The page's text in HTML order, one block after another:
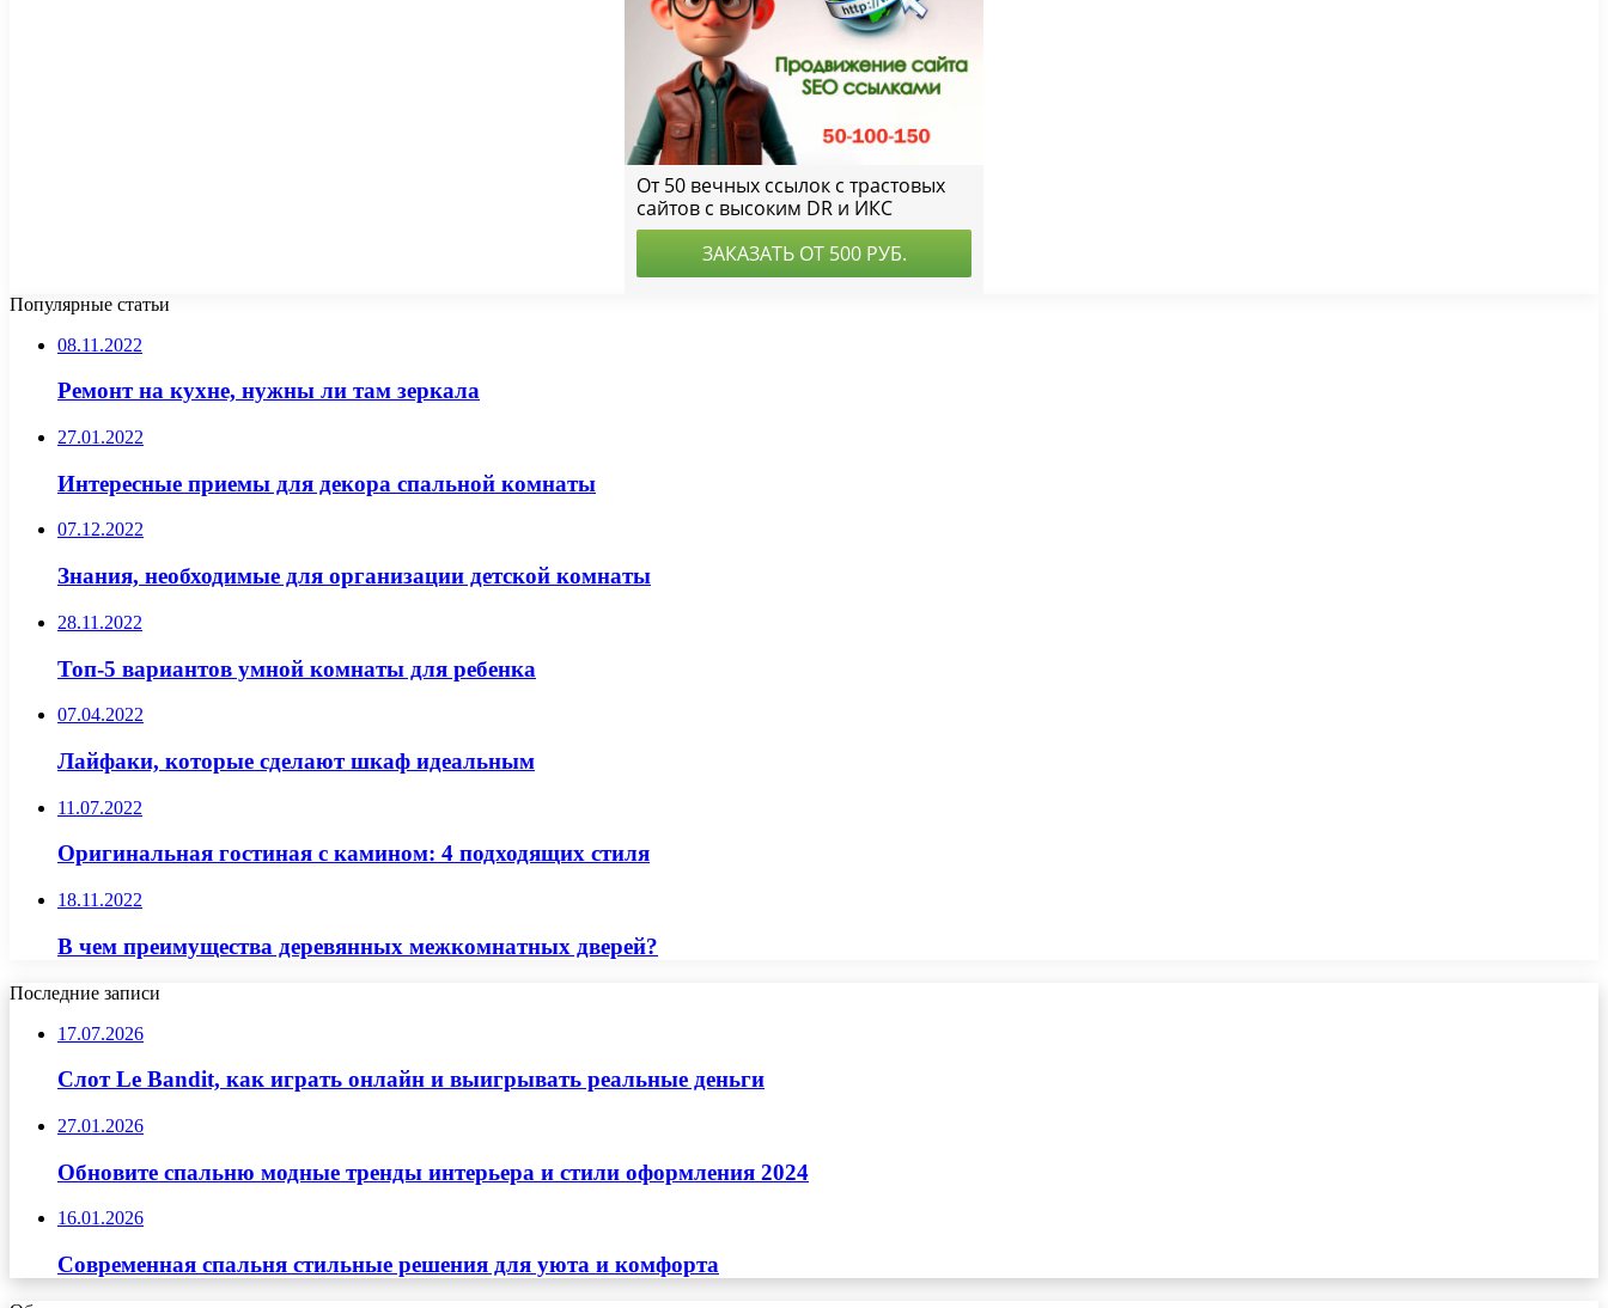
Популярные статьи
08.11.2022
Ремонт на кухне, нужны ли там зеркала
27.01.2022
Интересные приемы для декора спальной комнаты
07.12.2022
Знания, необходимые для организации детской комнаты
28.11.2022
Топ-5 вариантов умной комнаты для ребенка
07.04.2022
Лайфаки, которые сделают шкаф идеальным
11.07.2022
Оригинальная гостиная с камином: 4 подходящих стиля
18.11.2022
В чем преимущества деревянных межкомнатных дверей?
Последние записи
17.07.2026
Слот Le Bandit, как играть онлайн и выигрывать реальные деньги
27.01.2026
Обновите спальню модные тренды интерьера и стили оформления 2024
16.01.2026
Современная спальня стильные решения для уюта и комфорта